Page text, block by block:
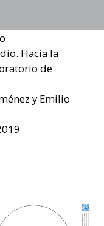
Hacia la
de
y Emilio